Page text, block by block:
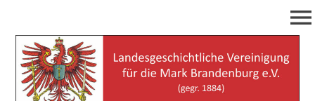
springen Landesgeschichtliche
Vereinigung für die Mark
(gegr. 1884)
menu